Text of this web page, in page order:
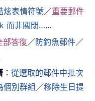
炫表情符號／重要郵件
而非關閉……
部答復／防釣魚郵件／
：從選取的郵件中批次
個別群組／移除生日提